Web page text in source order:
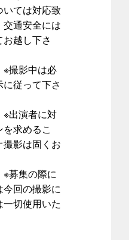
いては対応致
交通安全には
越し下さ
は必
従って下さ
に対
求めるこ
撮影は固くお
際に
回の撮影に
切使用いた